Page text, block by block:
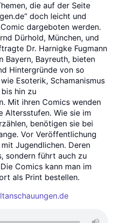
die auf der Seite
doch leicht und
dargeboten werden.
Dürhold, München, und
Dr. Harnigke Fugmann
Bayern, Bayreuth, bieten
Hintergründe von so
Esoterik, Schamanismus
hin zu
Mit ihren Comics wenden
Altersstufen. Wie sie im
benötigen sie bei
Vor Veröffentlichung
Jugendlichen. Deren
sondern führt auch zu
Comics kann man im
als Print bestellen.